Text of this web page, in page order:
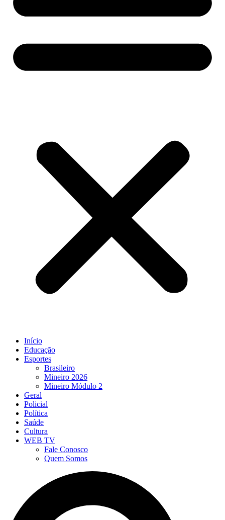
Início
Educação
Esportes
Brasileiro
Mineiro 2026
Mineiro Módulo 2
Geral
Policial
Política
Saúde
Cultura
WEB TV
Fale Conosco
Quem Somos